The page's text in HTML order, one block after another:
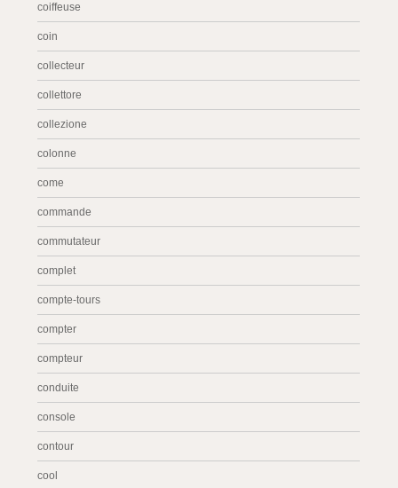
coiffeuse
coin
collecteur
collettore
collezione
colonne
come
commande
commutateur
complet
compte-tours
compter
compteur
conduite
console
contour
cool